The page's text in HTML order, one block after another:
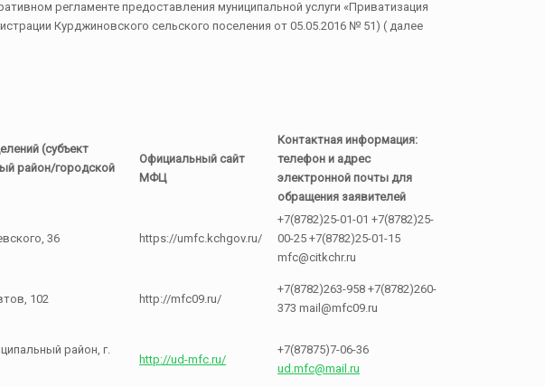
регламенте предоставления муниципальной услуги «Приватизация
Курджиновского сельского поселения от 05.05.2016 № 51) ( далее
(субъект
район/городской
Официальный сайт
МФЦ
Контактная информация:
телефон и адрес
электронной почты для
обращения заявителей
36 https://umfc.kchgov.ru/
+7(8782)25-01-01 +7(8782)25-
00-25 +7(8782)25-01-15
mfc@citkchr.ru
102 http://mfc09.ru/
+7(8782)263-958 +7(8782)260-
373 mail@mfc09.ru
район, г.
http://ud-mfc.ru/
+7(87875)7-06-36
ud.mfc@mail.ru